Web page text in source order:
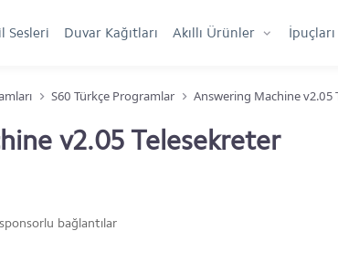
Sesleri Duvar Kağıtları Akıllı Ürünler İpuçları
S60 Türkçe Programlar Answering Machine v2.05
v2.05 Telesekreter
sponsorlu bağlantılar